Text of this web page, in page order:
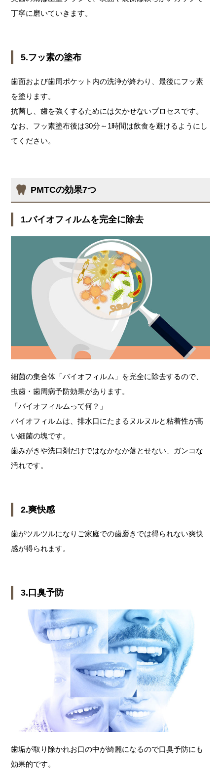
丁寧に磨いていきます。
5.フッ素の塗布
歯面および歯周ポケット内の洗浄が終わり、最後にフッ素
を塗ります。
抗菌し、歯を強くするためには欠かせないプロセスです。
なお、フッ素塗布後は30分～1時間は飲食を避けるようにし
てください。
PMTCの効果7つ
1.バイオフィルムを完全に除去
細菌の集合体「バイオフィルム」を完全に除去するので、
虫歯・歯周病予防効果があります。
「バイオフィルムって何？」
バイオフィルムは、排水口にたまるヌルヌルと粘着性が高
い細菌の塊です。
歯みがきや洗口剤だけではなかなか落とせない、ガンコな
汚れです。
2.爽快感
歯がツルツルになりご家庭での歯磨きでは得られない爽快
感が得られます。
3.口臭予防
歯垢が取り除かれお口の中が綺麗になるので口臭予防にも
効果的です。